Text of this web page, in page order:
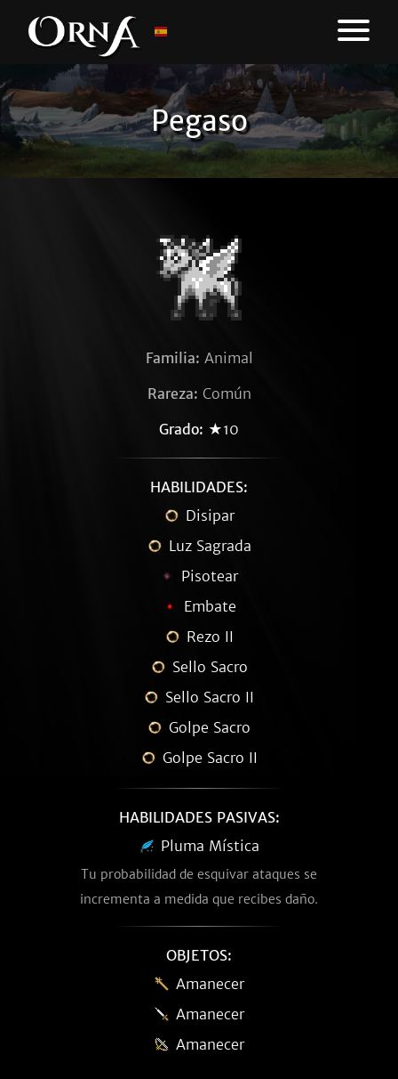
Pegaso
Familia: Animal
Rareza: Común
Grado: ★10
HABILIDADES:
Disipar
Luz Sagrada
Pisotear
Embate
Rezo II
Sello Sacro
Sello Sacro II
Golpe Sacro
Golpe Sacro II
HABILIDADES PASIVAS:
Pluma Mística
Tu probabilidad de esquivar ataques se
incrementa a medida que recibes daño.
OBJETOS:
Amanecer
Amanecer
Amanecer